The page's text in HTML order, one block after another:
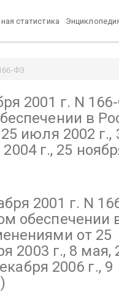
статистика
ФЗ
8 мая, 22 августа 2004 г.,
2001 г. N
в
июля 2002 г.,
г., 25
2001 г. N
обеспечении
от 25
2003 г., 8 мая,
2006 г., 9